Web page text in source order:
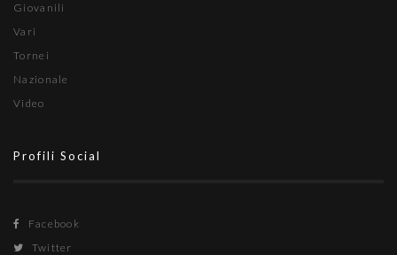
Giovanili
Vari
Tornei
Nazionale
Video
Profili Social
Facebook
Twitter